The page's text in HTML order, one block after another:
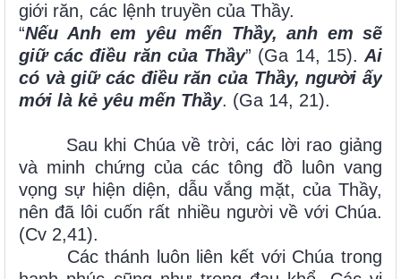
giới răn, các lệnh truyền của Thầy.
“Nếu Anh em yêu mến Thầy, anh em sẽ
giữ các điều răn của Thầy” (Ga 14, 15).Ai
có và giữ các điều răn của Thầy, người ấy
mới là kẻ yêu mến Thầy. (Ga 14, 21).
Sau khi Chúa về trời, các lời rao giảng
và minh chứng của các tông đồ luôn vang
vọng sự hiện diện, dẫu vắng mặt, của Thầy,
nên đã lôi cuốn rất nhiều người về với Chúa.
(Cv 2,41).
Các thánh luôn liên kết với Chúa trong